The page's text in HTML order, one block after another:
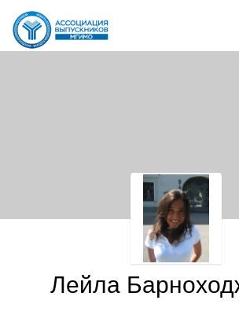
Лейла